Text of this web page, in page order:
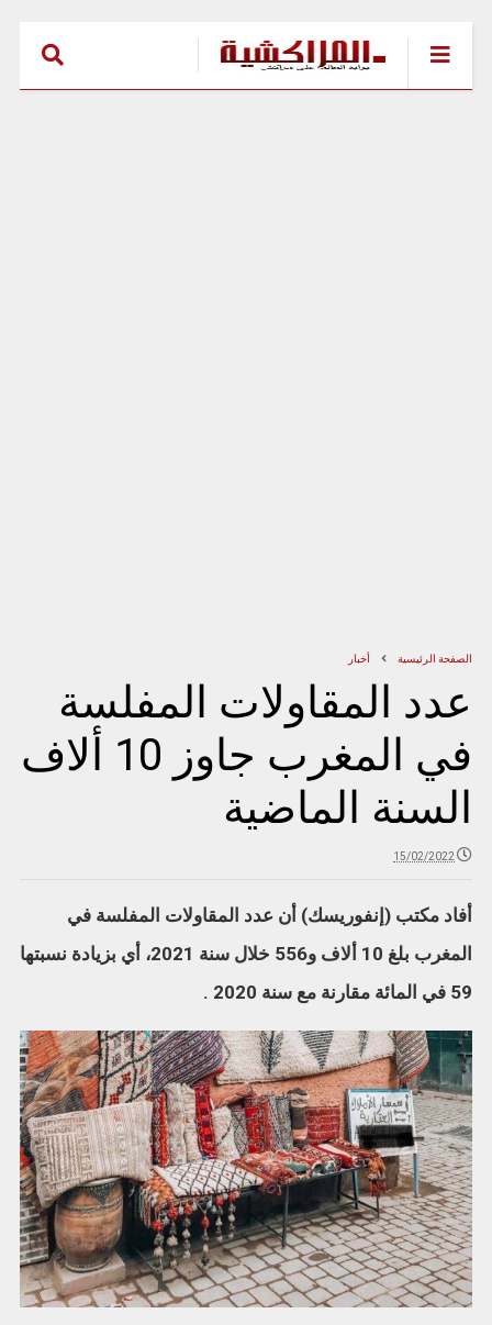
الصفحة الرئيسية أخبار
عدد المقاولات المفلسة
في المغرب جاوز 10 ألاف
السنة الماضية
15/02/2022
أفاد مكتب (إنفوريسك) أن عدد المقاولات المفلسة في
المغرب بلغ 10 ألاف و556 خلال سنة 2021، أي بزيادة نسبتها
59 في المائة مقارنة مع سنة 2020 .